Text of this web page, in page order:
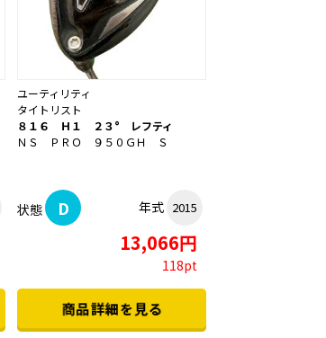
ユーティリティ
タイトリスト
８１６ Ｈ１ ２３° レフティ
ＮＳ ＰＲＯ ９５０ＧＨ Ｓ
状態 D 年式 2015
13,066円
118pt